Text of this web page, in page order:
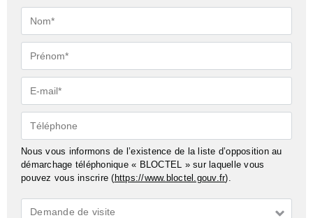
Nom*
Prénom*
E-
mail*
Téléphone
Nous vous informons de l’existence de la liste d’opposition au
démarchage téléphonique « BLOCTEL » sur laquelle vous
pouvez vous inscrire ( https://www.bloctel.gouv.fr).
Demande
Demande de visite